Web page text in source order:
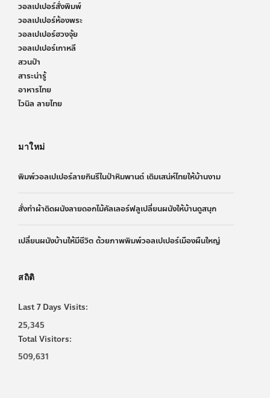
วอลเปเปอร์สั่งพิมพ์
วอลเปเปอร์ห้องพระ
วอลเปเปอร์ฮวงจุ้ย
วอลเปเปอร์เกาหลี
สวนป่า
สาระน่ารู้
อาหารไทย
ไวนิล ลายไทย
มาใหม่
พิมพ์วอลเปเปอร์ลายกินรีในป่าหิมพานต์ เติมเสน่ห์ไทยให้บ้านงาม
สั่งทำผ้าติดผนังลายดอกไม้คัลเลอร์ฟลูเปลี่ยนผนังให้บ้านดูสนุก
เปลี่ยนผนังบ้านให้มีชีวิต ด้วยภาพพิมพ์วอลเปเปอร์เมืองผืนใหญ่
สถิติ
Last 7 Days Visits:
25,345
Total Visitors:
509,631